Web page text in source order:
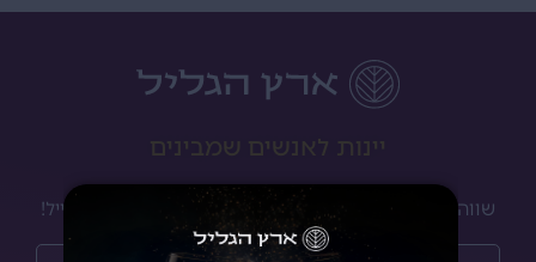
יינות לאנשים שמבינים
שווה להרשם לניוזלטר שלנו ולקבל מבצעים והנחות למייל!